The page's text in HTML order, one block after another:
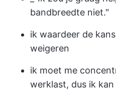
bandbreedte niet."
ik waardeer de
weigeren
ik moet me
werklast, dus ik